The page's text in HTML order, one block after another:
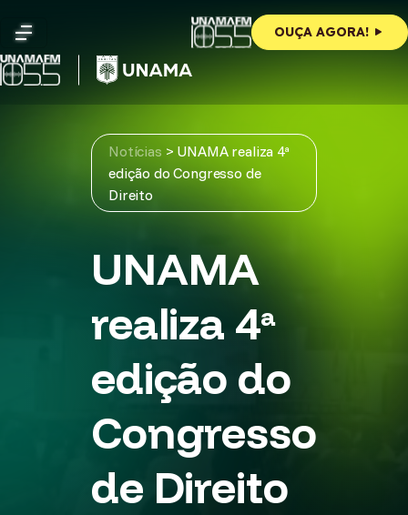
content
OUÇA AGORA!
Notícias > UNAMA realiza 4ª
edição do Congresso de
Direito
UNAMA
realiza 4ª
edição do
Congresso
de Direito